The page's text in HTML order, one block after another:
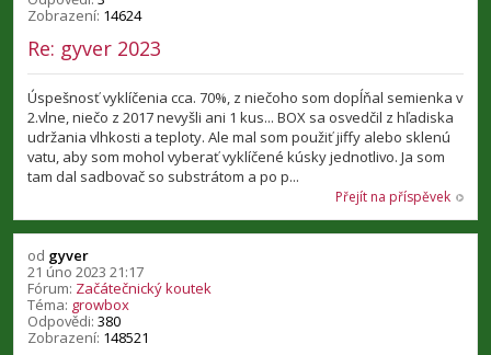
Zobrazení: 14624
Re: gyver 2023
Úspešnosť vyklíčenia cca. 70%, z niečoho som dopĺňal semienka v
2.vlne, niečo z 2017 nevyšli ani 1 kus... BOX sa osvedčil z hľadiska
udržania vlhkosti a teploty. Ale mal som použiť jiffy alebo sklenú
vatu, aby som mohol vyberať vyklíčené kúsky jednotlivo. Ja som
tam dal sadbovač so substrátom a po p...
Přejít na příspěvek
od gyver
21 úno 2023 21:17
Fórum: Začátečnický koutek
Téma: growbox
Odpovědi: 380
Zobrazení: 148521